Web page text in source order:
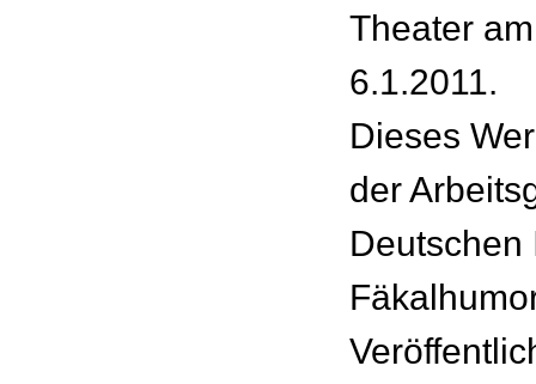
Theater
6.1.2011.
Dieses
der
Deutschen